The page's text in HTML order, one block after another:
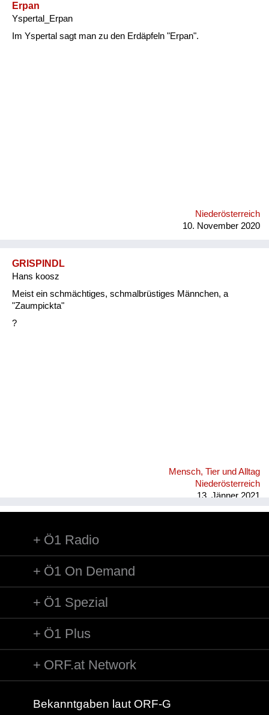
Erpan
Yspertal_Erpan
Im Yspertal sagt man zu den Erdäpfeln "Erpan".
Niederösterreich
10. November 2020
GRISPINDL
Hans koosz
Meist ein schmächtiges, schmalbrüstiges Männchen, a
"Zaumpickta"
?
Mensch, Tier und Alltag
Niederösterreich
13. Jänner 2021
Ö1 Radio
Ö1 On Demand
Ö1 Spezial
Ö1 Plus
ORF.at Network
Bekanntgaben laut ORF-G